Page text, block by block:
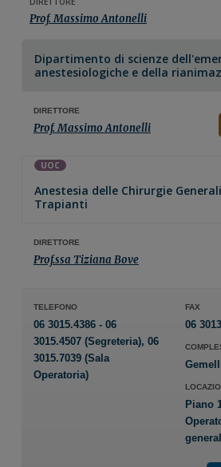
Prof. Massimo Antonelli
Dipartimento di scienze
anestesiologiche e della
DIRETTORE
Prof. Massimo Antonelli
UOC
Anestesia delle Chirurgie
Trapianti
DIRETTORE
Prof.ssa Tiziana Bove
TELEFONO
06 3015.4386 - 06
3015.4507 (Segreteria), 06
3015.7039 (Sala
Operatoria)
FAX
06
Piano